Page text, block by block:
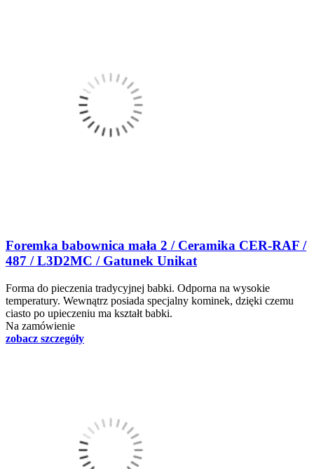
Foremka babownica mała 2 / Ceramika CER-RAF /
487 / L3D2MC / Gatunek Unikat
Forma do pieczenia tradycyjnej babki. Odporna na wysokie
temperatury. Wewnątrz posiada specjalny kominek, dzięki czemu
ciasto po upieczeniu ma kształt babki.
Na zamówienie
zobacz szczegóły